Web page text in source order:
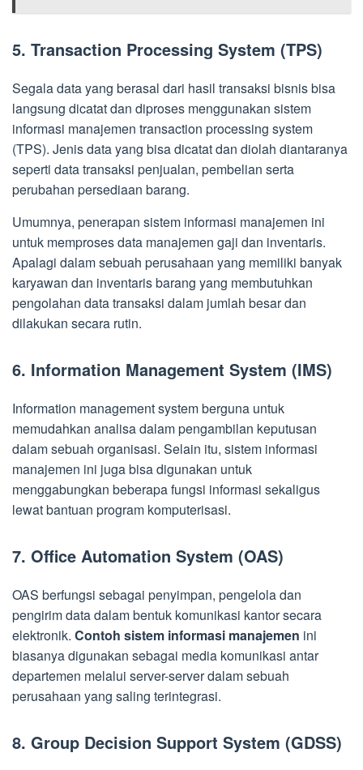
5. Transaction Processing System (TPS)
Segala data yang berasal dari hasil transaksi bisnis bisa
langsung dicatat dan diproses menggunakan sistem
informasi manajemen transaction processing system
(TPS). Jenis data yang bisa dicatat dan diolah diantaranya
seperti data transaksi penjualan, pembelian serta
perubahan persediaan barang.
Umumnya, penerapan sistem informasi manajemen ini
untuk memproses data manajemen gaji dan inventaris.
Apalagi dalam sebuah perusahaan yang memiliki banyak
karyawan dan inventaris barang yang membutuhkan
pengolahan data transaksi dalam jumlah besar dan
dilakukan secara rutin.
6. Information Management System (IMS)
Information management system berguna untuk
memudahkan analisa dalam pengambilan keputusan
dalam sebuah organisasi. Selain itu, sistem informasi
manajemen ini juga bisa digunakan untuk
menggabungkan beberapa fungsi informasi sekaligus
lewat bantuan program komputerisasi.
7. Office Automation System (OAS)
OAS berfungsi sebagai penyimpan, pengelola dan
pengirim data dalam bentuk komunikasi kantor secara
elektronik. Contoh sistem informasi manajemen ini
biasanya digunakan sebagai media komunikasi antar
departemen melalui server-server dalam sebuah
perusahaan yang saling terintegrasi.
8. Group Decision Support System (GDSS)